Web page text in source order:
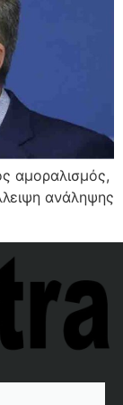
αμοραλισμός,
ανάληψης